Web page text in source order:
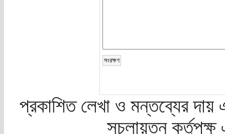
প্রকাশিত লেখা ও মন্তব্যের দায়
সচলায়তন